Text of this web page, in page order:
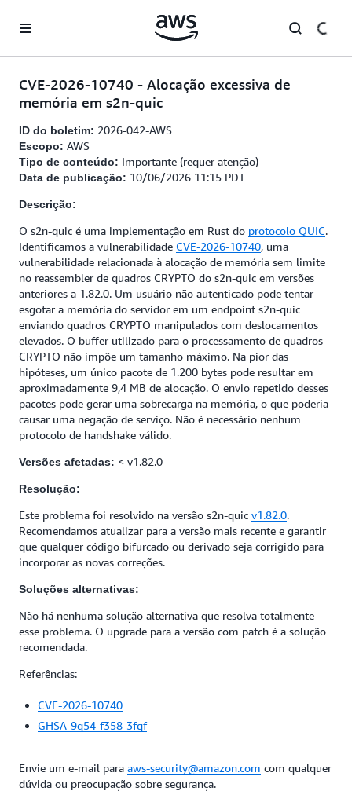
Pular para o conteúdo principal
CVE-2026-10740 - Alocação excessiva de
memória em s2n-quic
ID do boletim: 2026-042-AWS
Escopo: AWS
Tipo de conteúdo: Importante (requer atenção)
Data de publicação: 10/06/2026 11:15 PDT
Descrição:
O s2n-quic é uma implementação em Rust do protocolo QUIC.
Identificamos a vulnerabilidade CVE-2026-10740, uma
vulnerabilidade relacionada à alocação de memória sem limite
no reassembler de quadros CRYPTO do s2n-quic em versões
anteriores a 1.82.0. Um usuário não autenticado pode tentar
esgotar a memória do servidor em um endpoint s2n-quic
enviando quadros CRYPTO manipulados com deslocamentos
elevados. O buffer utilizado para o processamento de quadros
CRYPTO não impõe um tamanho máximo. Na pior das
hipóteses, um único pacote de 1.200 bytes pode resultar em
aproximadamente 9,4 MB de alocação. O envio repetido desses
pacotes pode gerar uma sobrecarga na memória, o que poderia
causar uma negação de serviço. Não é necessário nenhum
protocolo de handshake válido.
Versões afetadas: < v1.82.0
Resolução:
Este problema foi resolvido na versão s2n-quic v1.82.0.
Recomendamos atualizar para a versão mais recente e garantir
que qualquer código bifurcado ou derivado seja corrigido para
incorporar as novas correções.
Soluções alternativas:
Não há nenhuma solução alternativa que resolva totalmente
esse problema. O upgrade para a versão com patch é a solução
recomendada.
Referências:
CVE-2026-10740
GHSA-9q54-f358-3fqf
Envie um e-mail para aws-security@amazon.com com qualquer
dúvida ou preocupação sobre segurança.